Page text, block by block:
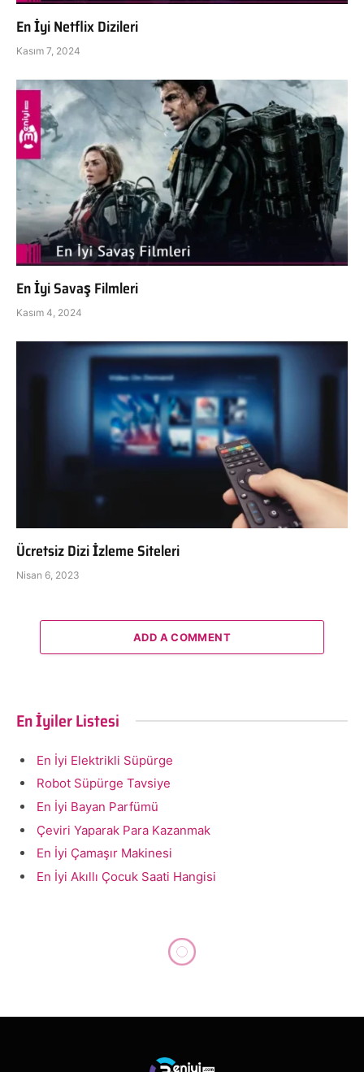
En İyi Netflix Dizileri
Kasım 7, 2024
En İyi Savaş Filmleri
Kasım 4, 2024
Ücretsiz Dizi İzleme Siteleri
Nisan 6, 2023
ADD A COMMENT
En İyiler Listesi
En İyi Elektrikli Süpürge
Robot Süpürge Tavsiye
En İyi Bayan Parfümü
Çeviri Yaparak Para Kazanmak
En İyi Çamaşır Makinesi
En İyi Akıllı Çocuk Saati Hangisi
Marvel İzleme Sırası
Mart 1, 2020 Updated: